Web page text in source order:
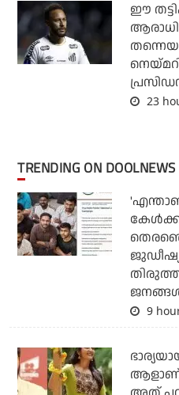
ഈ
23
TRENDING ON DOOLNEWS
9
ആളാണ്,